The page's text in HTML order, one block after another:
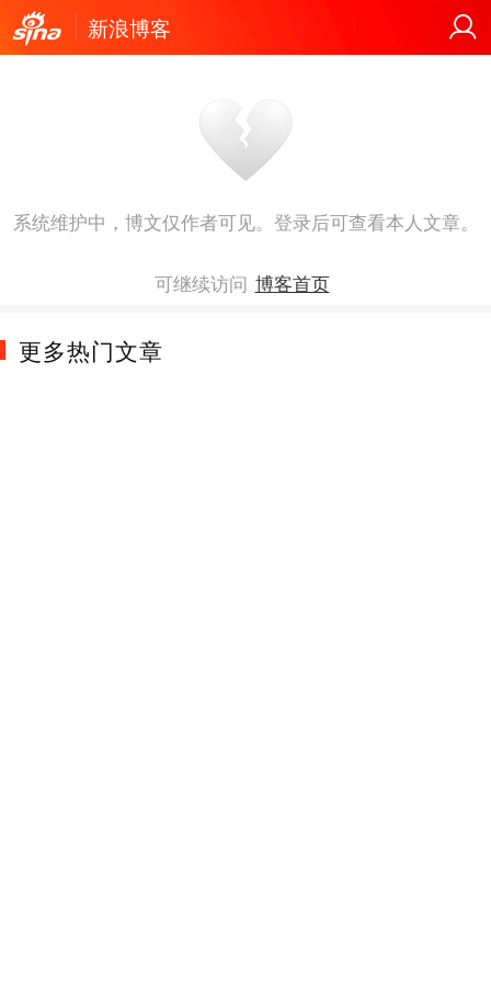
新浪博客
系统维护中，博文仅作者可见。登录后可查看本人文章。
可继续访问 博客首页
更多热门文章